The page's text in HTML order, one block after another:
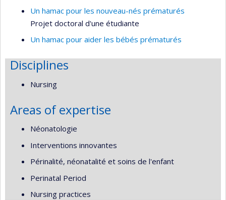
Un hamac pour les nouveau-nés prématurés
Projet doctoral d'une étudiante
Un hamac pour aider les bébés prématurés
Disciplines
Nursing
Areas of expertise
Néonatologie
Interventions innovantes
Périnalité, néonatalité et soins de l'enfant
Perinatal Period
Nursing practices